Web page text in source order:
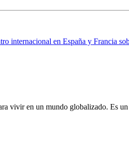
internacional en España y Francia
vivir en un mundo globalizado. Es